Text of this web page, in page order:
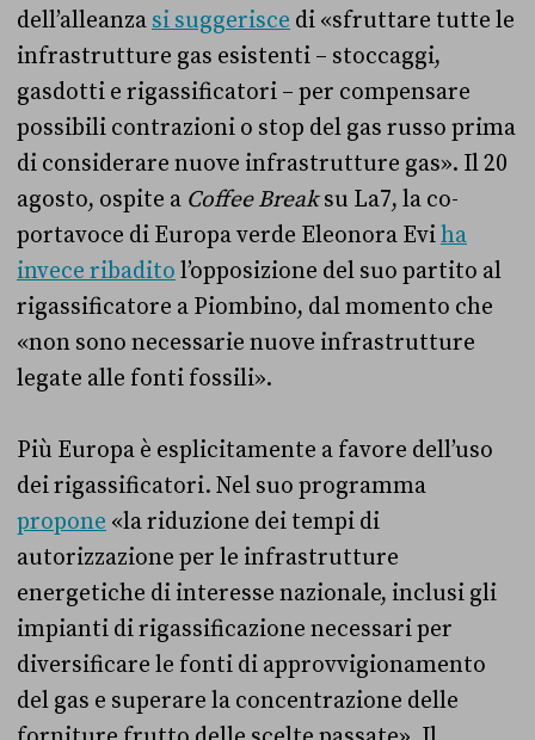
dell’alleanza si suggerisce di «sfruttare tutte le
infrastrutture gas esistenti – stoccaggi,
gasdotti e rigassificatori – per compensare
possibili contrazioni o stop del gas russo prima
di considerare nuove infrastrutture gas». Il 20
agosto, ospite a Coffee Breaksu La7, la co-
portavoce di Europa verde Eleonora Eviha
invece ribadito l’opposizione del suo partito al
rigassificatore a Piombino, dal momento che
«non sono necessarie nuove infrastrutture
legate alle fonti fossili».
Più Europa è esplicitamente a favore dell’uso
dei rigassificatori. Nel suo programma
propone «la riduzione dei tempi di
autorizzazione per le infrastrutture
energetiche di interesse nazionale, inclusi gli
impianti di rigassificazione necessari per
diversificare le fonti di approvvigionamento
del gas e superare la concentrazione delle